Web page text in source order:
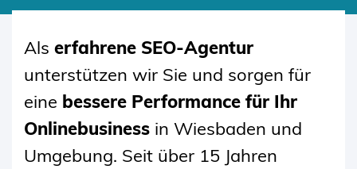
SKIP
CONTENT
Als erfahrene SEO-Agentur
unterstützen wir Sie und sorgen für
eine bessere Performance für Ihr
Onlinebusiness in Wiesbaden und
Umgebung. Seit über 15 Jahren